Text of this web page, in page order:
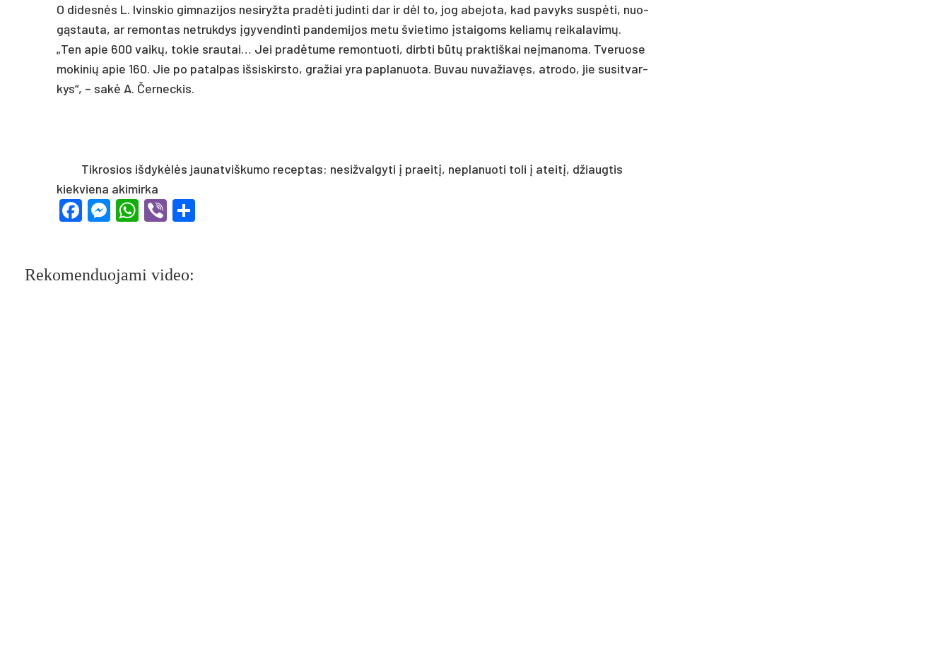
O di­desnės L. Ivins­kio gim­na­zi­jos ne­si­ryž­ta pra­dėti ju­din­ti dar ir dėl to, jog abe­jo­ta, kad pa­vyks su­spėti, nuo­
gąstau­ta, ar re­mon­tas ne­truk­dys įgy­ven­din­ti pan­de­mi­jos me­tu švie­ti­mo įstai­goms ke­liamų rei­ka­la­vimų.
„Ten apie 600 vaikų, to­kie srau­tai… Jei pra­dėtu­me re­mon­tuo­ti, dirb­ti būtų pra­ktiš­kai ne­įma­no­ma. Tve­ruo­se
mo­ki­nių apie 160. Jie po pa­tal­pas iš­sis­kirs­to, gra­žiai yra pa­pla­nuo­ta. Bu­vau nu­va­žiavęs, at­ro­do, jie su­si­tvar­
kys“, – sakė A. Čer­nec­kis.
Tikrosios išdykėlės jaunatviškumo receptas: nesižvalgyti į praeitį, neplanuoti toli į ateitį, džiaugtis
kiekviena akimirka
Facebook
Messenger
WhatsApp
Viber
Rekomenduojami video: